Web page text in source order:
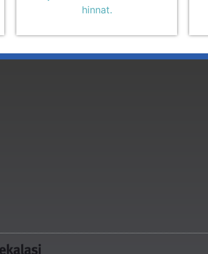
hinnat.